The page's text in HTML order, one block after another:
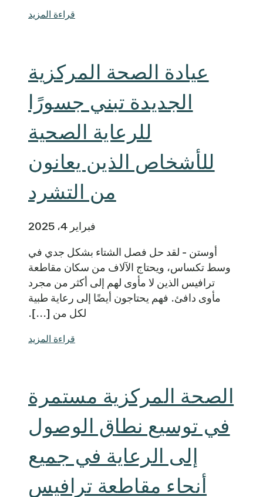
قراءة المزيد
عيادة الصحة المركزية
الجديدة تبني جسورًا
للرعاية الصحية
للأشخاص الذين يعانون
من التشرد
فبراير 4، 2025
أوستن - لقد حل فصل الشتاء بشكل جدي في
وسط تكساس، ويحتاج الآلاف من سكان مقاطعة
ترافيس الذين لا مأوى لهم إلى أكثر من مجرد
مأوى دافئ. فهم يحتاجون أيضًا إلى رعاية طبية
لكل من [...].
قراءة المزيد
الصحة المركزية مستمرة
في توسيع نطاق الوصول
إلى الرعاية في جميع
أنحاء مقاطعة ترافيس